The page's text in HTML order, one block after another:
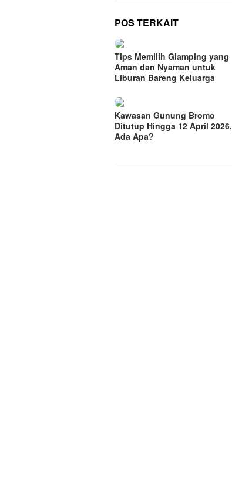
POS TERKAIT
Tips Memilih Glamping yang
Aman dan Nyaman untuk
Liburan Bareng Keluarga
Kawasan Gunung Bromo
Ditutup Hingga 12 April 2026,
Ada Apa?